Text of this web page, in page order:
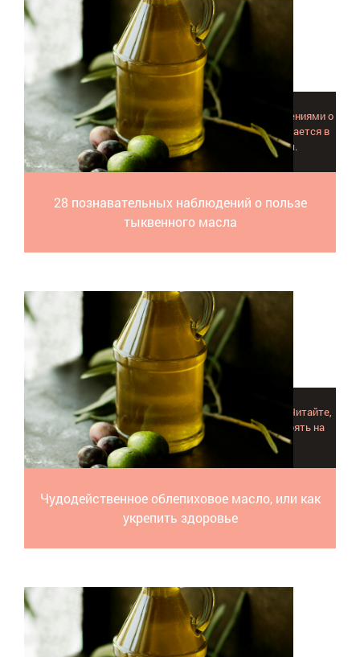
28 познавательных наблюдений о пользе
тыквенного масла
Знакомьтесь с увлекательными и интересными сведениями о
том, какая огромная польза тыквенного масла скрывается в
маленьких семечках простой огородной тыквы.
Чудодейственное облепиховое масло, или как
укрепить здоровье
Облепиховое масло – настоящий природный лекарь. Читайте,
как применять его правильно, и оно всегда будет стоять на
страже вашего здоровья и красоты.